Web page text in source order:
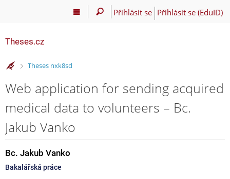
Přihlásit se Přihlásit se (EduID)
Theses.cz
>
Theses nxk8sd
Web application for sending acquired
medical data to volunteers – Bc.
Jakub Vanko
Bc. Jakub Vanko
Bakalářská práce